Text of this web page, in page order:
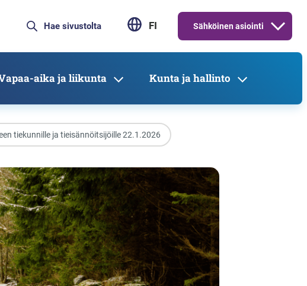
FI Sähköinen asiointi
aika ja liikunta Kunta ja hallinto
tiekunnille ja tieisännöitsijöille 22.1.2026